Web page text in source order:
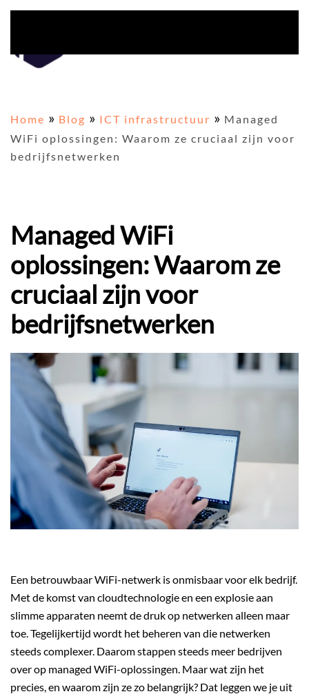
Home Blog ICT infrastructuur
Managed
WiFi oplossingen: Waarom ze cruciaal zijn voor
bedrijfsnetwerken
Managed WiFi
oplossingen: Waarom ze
cruciaal zijn voor
bedrijfsnetwerken
Een betrouwbaar WiFi-netwerk is onmisbaar voor elk bedrijf.
Met de komst van cloudtechnologie en een explosie aan
slimme apparaten neemt de druk op netwerken alleen maar
toe. Tegelijkertijd wordt het beheren van die netwerken
steeds complexer. Daarom stappen steeds meer bedrijven
over op managed WiFi-oplossingen. Maar wat zijn het
precies, en waarom zijn ze zo belangrijk? Dat leggen we je uit